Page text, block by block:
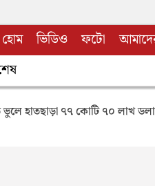
হোম ভিডিও ফটো
ভুলে হাতছাড়া ৭৭ কোটি ৭০ লাখ